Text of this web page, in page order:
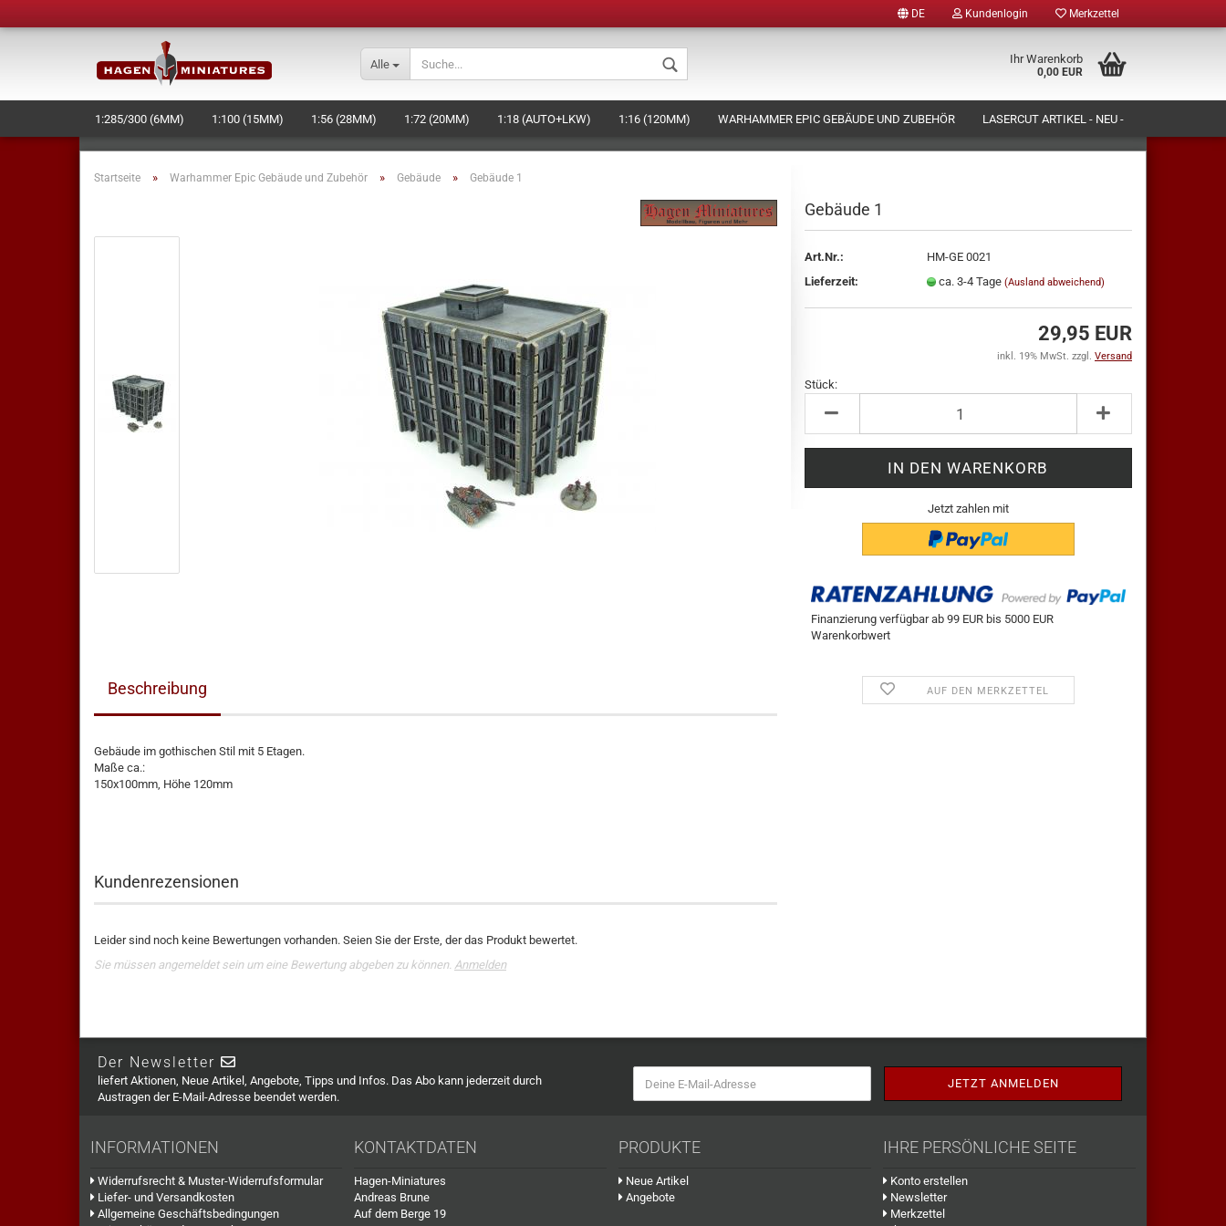
DE
Währung auswählen
Kundenlogin
Konto erstellen
Merkzettel
Alle Ihr Warenkorb
0,00 EUR
1:285/300 (6MM) 1:100 (15MM) 1:56 (28MM) 1:72 (20MM) 1:18 (AUTO+LKW) 1:16 (120MM) WARHAMMER EPIC GEBÄUDE UND ZUBEHÖR LASERCUT ARTIKEL - NEU -
SCHIFFE/RAUMSCHIFFE BASES WERKZEUG + ZUBEHÖR DAS HAGEN-MINIATURES KONZEPT (EIGENE FIGUREN HERSTELLEN LASSEN) FORMENBAU UND PRODUKTION
Startseite » Warhammer Epic Gebäude und Zubehör » Gebäude » Gebäude 1
Gebäude 1
Art.Nr.:
HM-GE 0021
Lieferzeit:
ca. 3-4 Tage(Ausland abweichend)
29,95 EUR
inkl. 19% MwSt. zzgl. Versand
Stück:
Stück
Jetzt zahlen mit
Finanzierung verfügbar ab 99 EUR bis 5000 EUR
Warenkorbwert
AUF DEN MERKZETTEL
Beschreibung
Gebäude im gothischen Stil mit 5 Etagen.
Maße ca.:
150x100mm, Höhe 120mm
Kundenrezensionen
Leider sind noch keine Bewertungen vorhanden. Seien Sie der Erste, der das Produkt bewertet.
Sie müssen angemeldet sein um eine Bewertung abgeben zu können. Anmelden
Der Newsletter
liefert Aktionen, Neue Artikel, Angebote, Tipps und Infos. Das Abo kann jederzeit durch
Austragen der E-Mail-Adresse beendet werden.
INFORMATIONEN
Widerrufsrecht & Muster-Widerrufsformular
Liefer- und Versandkosten
Allgemeine Geschäftsbedingungen
KONTAKTDATEN
Hagen-Miniatures
Andreas Brune
Auf dem Berge 19
PRODUKTE
Neue Artikel
Angebote
IHRE PERSÖNLICHE SEITE
Konto erstellen
Newsletter
Merkzettel